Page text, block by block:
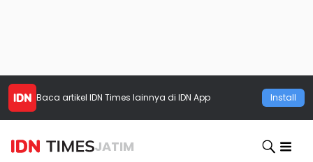
Baca artikel IDN Times lainnya di IDN App Install
JATIM